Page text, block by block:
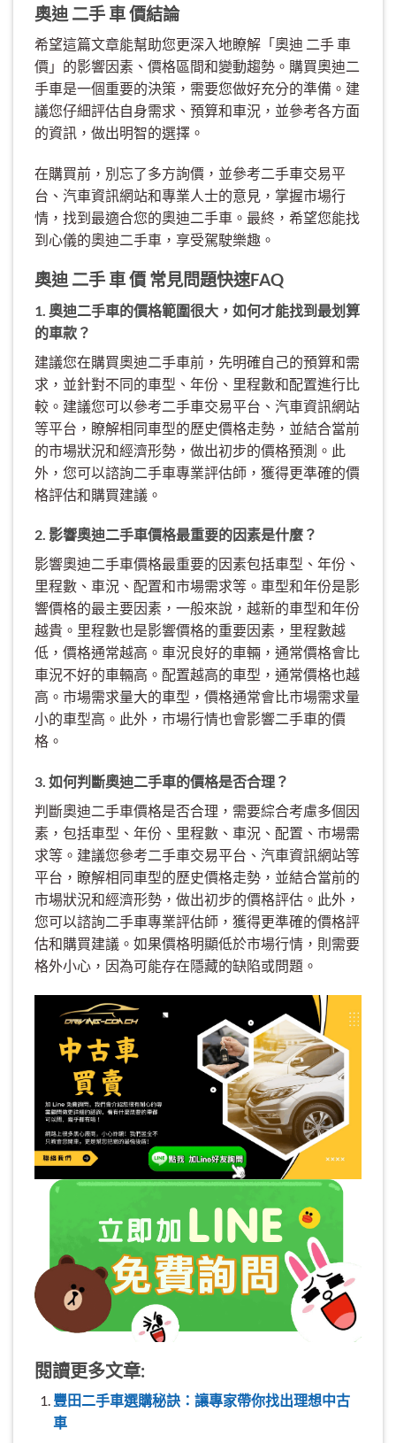
奧迪 二手 車 價結論
希望這篇文章能幫助您更深入地瞭解「奧迪 二手 車
價」的影響因素、價格區間和變動趨勢。購買奧迪二
手車是一個重要的決策，需要您做好充分的準備。建
議您仔細評估自身需求、預算和車況，並參考各方面
的資訊，做出明智的選擇。
在購買前，別忘了多方詢價，並參考二手車交易平
台、汽車資訊網站和專業人士的意見，掌握市場行
情，找到最適合您的奧迪二手車。最終，希望您能找
到心儀的奧迪二手車，享受駕駛樂趣。
奧迪 二手 車 價 常見問題快速FAQ
1. 奧迪二手車的價格範圍很大，如何才能找到最划算
的車款？
建議您在購買奧迪二手車前，先明確自己的預算和需
求，並針對不同的車型、年份、里程數和配置進行比
較。建議您可以參考二手車交易平台、汽車資訊網站
等平台，瞭解相同車型的歷史價格走勢，並結合當前
的市場狀況和經濟形勢，做出初步的價格預測。此
外，您可以諮詢二手車專業評估師，獲得更準確的價
格評估和購買建議。
2. 影響奧迪二手車價格最重要的因素是什麼？
影響奧迪二手車價格最重要的因素包括車型、年份、
里程數、車況、配置和市場需求等。車型和年份是影
響價格的最主要因素，一般來說，越新的車型和年份
越貴。里程數也是影響價格的重要因素，里程數越
低，價格通常越高。車況良好的車輛，通常價格會比
車況不好的車輛高。配置越高的車型，通常價格也越
高。市場需求量大的車型，價格通常會比市場需求量
小的車型高。此外，市場行情也會影響二手車的價
格。
3. 如何判斷奧迪二手車的價格是否合理？
判斷奧迪二手車價格是否合理，需要綜合考慮多個因
素，包括車型、年份、里程數、車況、配置、市場需
求等。建議您參考二手車交易平台、汽車資訊網站等
平台，瞭解相同車型的歷史價格走勢，並結合當前的
市場狀況和經濟形勢，做出初步的價格評估。此外，
您可以諮詢二手車專業評估師，獲得更準確的價格評
估和購買建議。如果價格明顯低於市場行情，則需要
格外小心，因為可能存在隱藏的缺陷或問題。
閱讀更多文章:
豐田二手車選購秘訣：讓專家帶你找出理想中古
車